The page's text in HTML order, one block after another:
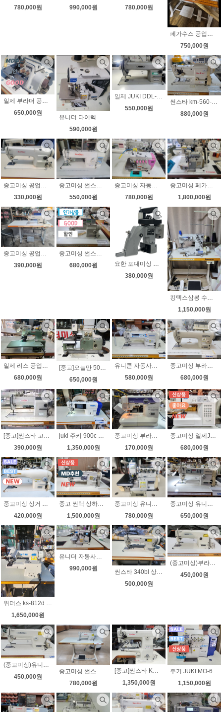
780,000원
990,000원
780,000원
페가수스 공업용오버록 m800 무소음 속도조절 상태아주좋아요
750,000원
일제 부라더 공업용오버록 니혼오버 무소음 속도조절 상태좋아요
650,000원
유니더 다이렉트 공업용오버록 무소음 속도조절 상태좋아요
590,000원
일제 JUKI DDL-5550N 공업용미싱 일본직수입 상태좋아요 무소음 속도조절
550,000원
썬스타 km-560-7 총합송 자동사절미싱 후물용미싱 가죽 천막 쇼파
880,000원
중고미싱 공업용미싱 썬스타 146B 땀수7MM 현수막미싱 청바지미싱 상태좋아요
330,000원
중고미싱 썬스타 자동사절미싱 2520 무소음 속도조절
550,000원
중고미싱 자동사절오버록 공업용오버록 EX타입 니혼오버 상태최상
780,000원
중고미싱 페가수스 EX 니혼오버 인타가능 무소음 자동감속기 부착 상태좋아요
1,800,000원
중고미싱 공업용미싱 부라더736 무소음모터 속도조절 상태좋아요
390,000원
중고미싱 썬스타 235AS 무소음 속도조절 상태좋아요
680,000원
요한 포대미싱 새제품 N 600H 대만제
380,000원
킹텍스삼봉 수동 CT9000 대만호싱 무소음모터 부착 상태최상
1,150,000원
일제 리스 공업용 단뜨기미싱 스쿠이미싱 상태좋아요
680,000원
[중고]오늘만 50만원 일제 야마토 공업용오버로크DCZ-703 상태좋아요!!
650,000원
유니콘 자동사절미싱 무소음 속도조절 노루발8가지 상태좋아요
580,000원
중고미싱 부라더 다이렉트 자동사절미싱 s7200a-403 미세급유 상태좋아요 노루발10가지 무료배송
680,000원
[중고]썬스타 고속본봉 공업용미싱 KM-137B (후물용미싱/수선집에서 청바지용으로 최상/가정집에서사용)
390,000원
juki 주키 900c 자동사절미싱 정품 한글 새제품 최신형
1,350,000원
중고미싱 부라더 가정용미싱 XL-5500 잔고장없는 수직가마
170,000원
중고미싱 일제JUKI 준공업용미싱 HZL-7900 공업용가마사용 상태최상
680,000원
중고미싱 싱거 공업용미싱 191D-30C 학교에서사용 상태최상 무소음 속도조절
420,000원
중고 썬택 상하송 지그재그미싱 자동급유 무소음 속도조절 상하정지 상태좋아요
1,500,000원
중고미싱 유니콘 공업용오버록 니혼오버 m752-13h 무소음모터 인타록(날라리) 무료배송
780,000원
중고미싱 유니콘 737 자동사절미싱 무소음 속도조절 수선집 현수막 공방
650,000원
위더스 ks-812d 공업용 스쿠이미싱 단뜨기미싱 무소음 속도조절 새제품
1,650,000원
유니더 자동사절 니혼오버 무소음 노루발자동 자동사절 ut-6514dtk 상태좋아요
990,000원
썬스타 340bl 상하송미싱 가죽 천막 무소음모터
500,000원
(중고미싱)부라더 공업용미싱 DB2-B736-3 노루발9가지 무소음모터 LED작업등 전국무료배송-2
450,000원
(중고미싱)유니콘 공업용미싱 LS2-B736-3 노루발9가지 LED작업등 전국무료배송-1
450,000원
중고미싱 썬스타2522bl 왕가마 자동사절미싱 상태좋아요
780,000원
[중고]썬스타 KM-380 검출기모터부착(무소음) 보조평판 상태최상
1,350,000원
주키 JUKI MO-6814S 최신형 다이렉트 날라리(인타록) 정식수입제품 무료배송
1,150,000원